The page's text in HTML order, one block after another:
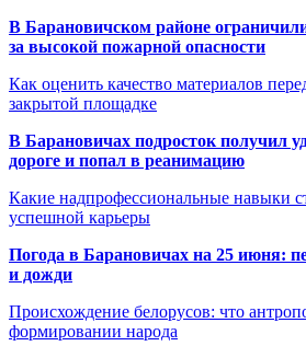
В Барановичском районе
за высокой пожарной опасности
Как оценить качество материалов
закрытой площадке
В Барановичах подросток получил
дороге и попал в реанимацию
Какие надпрофессиональные навыки
успешной карьеры
Погода в Барановичах на 25 июня:
и дожди
Происхождение белорусов: что
формировании народа